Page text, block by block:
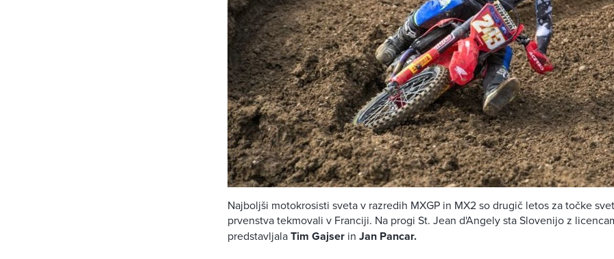
Najboljši motokrosisti sveta v razredih MXGP in MX2 so drugič letos za točke
prvenstva tekmovali v Franciji. Na progi St. Jean d'Angely sta Slovenijo z
predstavljalaTim Gajser in Jan Pancar.